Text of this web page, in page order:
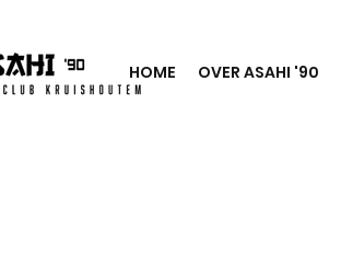
HOME OVER ASAHI '90